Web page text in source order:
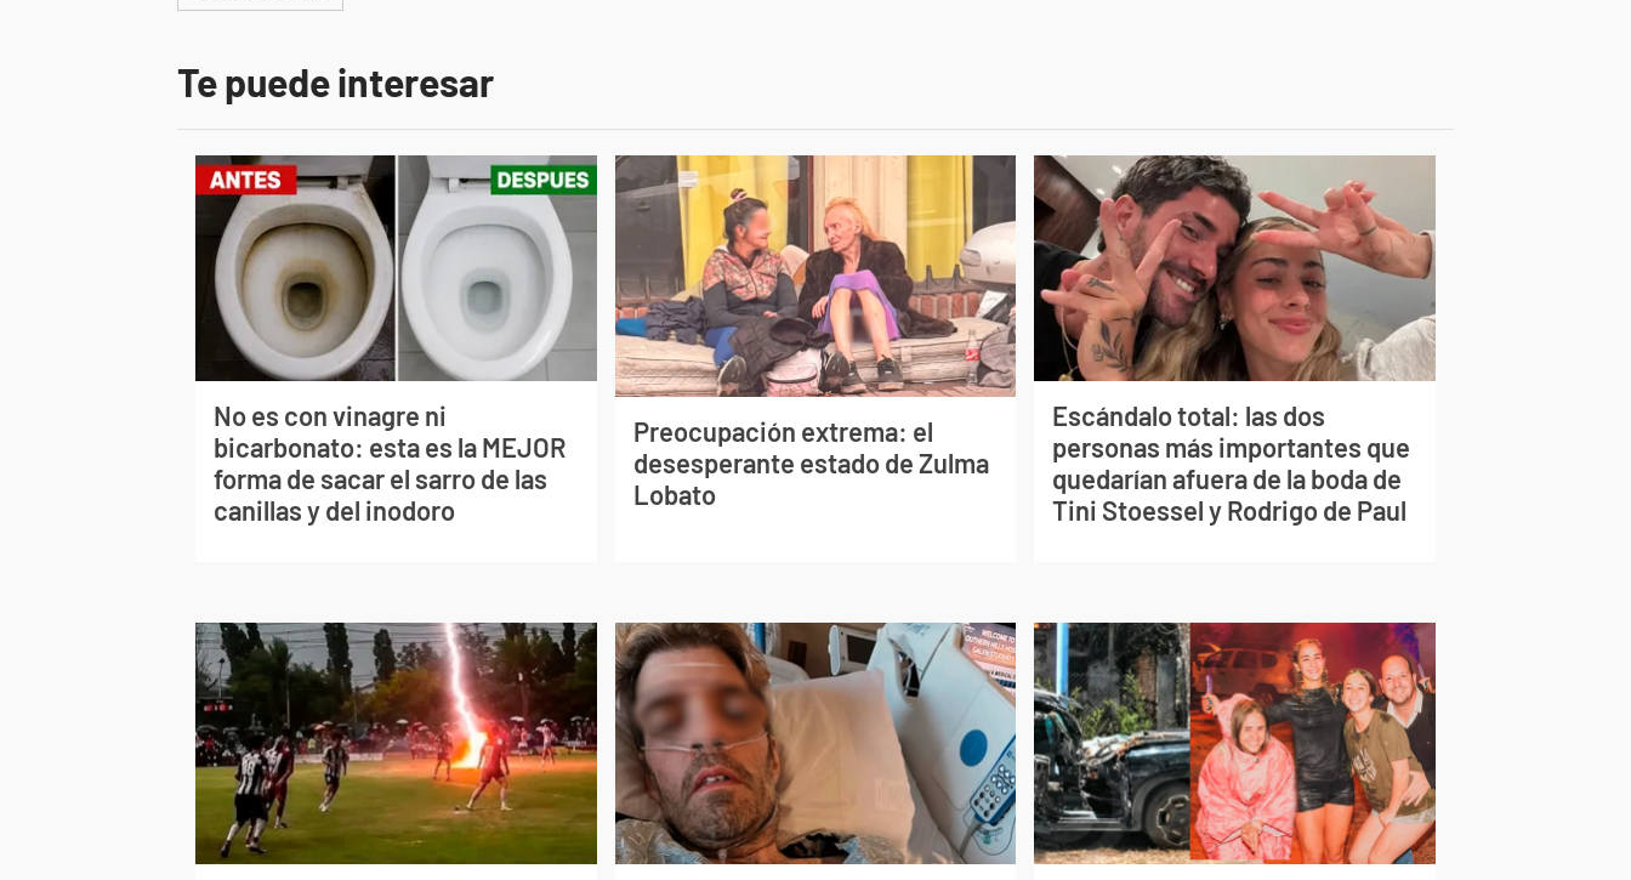
Te puede interesar
No es con vinagre ni
bicarbonato: esta es la MEJOR
forma de sacar el sarro de las
canillas y del inodoro
Preocupación extrema: el
desesperante estado de Zulma
Lobato
Escándalo total: las dos
personas más importantes que
quedarían afuera de la boda de
Tini Stoessel y Rodrigo de Paul